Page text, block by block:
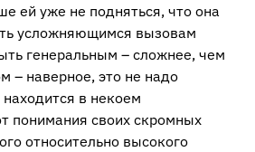
ей уже не подняться, что она
усложняющимся вызовам
генеральным – сложнее, чем
– наверное, это не надо
в некоем
понимания своих скромных
относительно высокого